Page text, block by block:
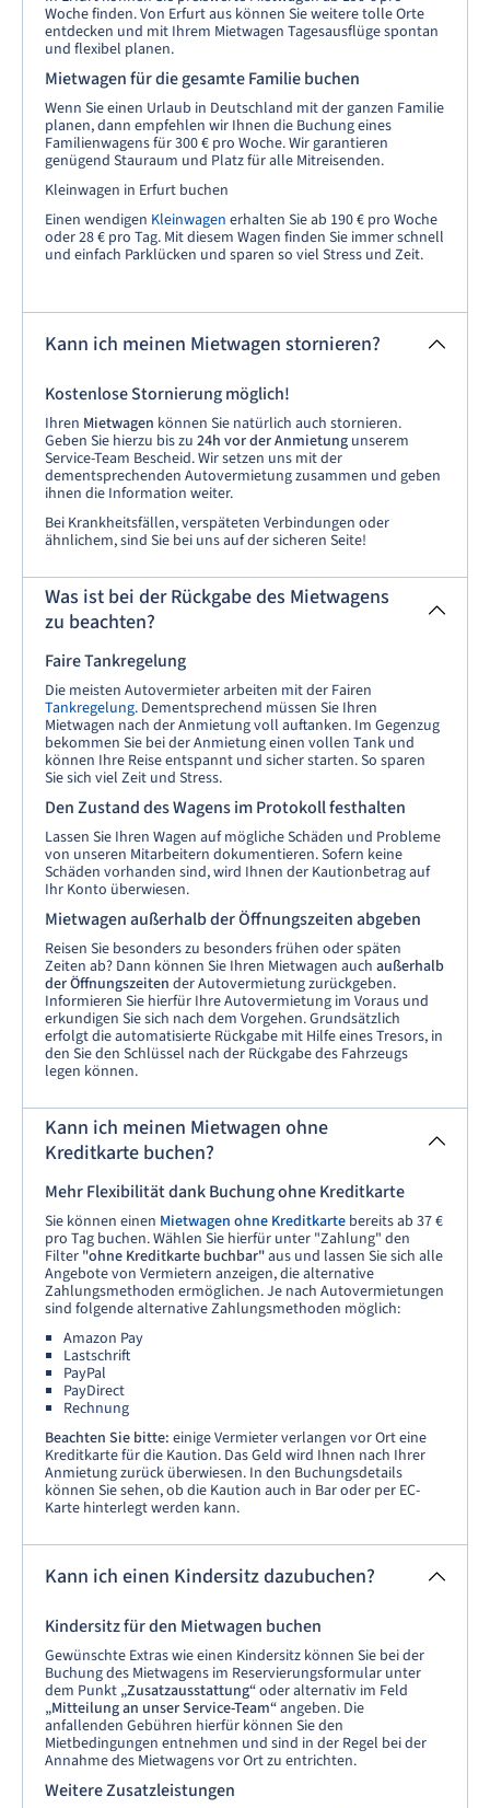
Woche finden. Von Erfurt aus können Sie weitere tolle Orte
entdecken und mit Ihrem Mietwagen Tagesausflüge spontan
und flexibel planen.
Mietwagen für die gesamte Familie buchen
Wenn Sie einen Urlaub in Deutschland mit der ganzen Familie
planen, dann empfehlen wir Ihnen die Buchung eines
Familienwagens für 300 € pro Woche. Wir garantieren
genügend Stauraum und Platz für alle Mitreisenden.
Kleinwagen in Erfurt buchen
Einen wendigen Kleinwagen erhalten Sie ab 190 € pro Woche
oder 28 € pro Tag. Mit diesem Wagen finden Sie immer schnell
und einfach Parklücken und sparen so viel Stress und Zeit.
Kann ich meinen Mietwagen stornieren?
Kostenlose Stornierung möglich!
Ihren Mietwagen können Sie natürlich auch stornieren.
Geben Sie hierzu bis zu 24h vor der Anmietung unserem
Service-Team Bescheid. Wir setzen uns mit der
dementsprechenden Autovermietung zusammen und geben
ihnen die Information weiter.
Bei Krankheitsfällen, verspäteten Verbindungen oder
ähnlichem, sind Sie bei uns auf der sicheren Seite!
Was ist bei der Rückgabe des Mietwagens
zu beachten?
Faire Tankregelung
Die meisten Autovermieter arbeiten mit der Fairen
Tankregelung. Dementsprechend müssen Sie Ihren
Mietwagen nach der Anmietung voll auftanken. Im Gegenzug
bekommen Sie bei der Anmietung einen vollen Tank und
können Ihre Reise entspannt und sicher starten. So sparen
Sie sich viel Zeit und Stress.
Den Zustand des Wagens im Protokoll festhalten
Lassen Sie Ihren Wagen auf mögliche Schäden und Probleme
von unseren Mitarbeitern dokumentieren. Sofern keine
Schäden vorhanden sind, wird Ihnen der Kautionbetrag auf
Ihr Konto überwiesen.
Mietwagen außerhalb der Öffnungszeiten abgeben
Reisen Sie besonders zu besonders frühen oder späten
Zeiten ab? Dann können Sie Ihren Mietwagen auch außerhalb
der Öffnungszeiten der Autovermietung zurückgeben.
Informieren Sie hierfür Ihre Autovermietung im Voraus und
erkundigen Sie sich nach dem Vorgehen. Grundsätzlich
erfolgt die automatisierte Rückgabe mit Hilfe eines Tresors, in
den Sie den Schlüssel nach der Rückgabe des Fahrzeugs
legen können.
Kann ich meinen Mietwagen ohne
Kreditkarte buchen?
Mehr Flexibilität dank Buchung ohne Kreditkarte
Sie können einen Mietwagen ohne Kreditkarte bereits ab 37 €
pro Tag buchen. Wählen Sie hierfür unter "Zahlung" den
Filter "ohne Kreditkarte buchbar"aus und lassen Sie sich alle
Angebote von Vermietern anzeigen, die alternative
Zahlungsmethoden ermöglichen. Je nach Autovermietungen
sind folgende alternative Zahlungsmethoden möglich:
Amazon Pay
Lastschrift
PayPal
PayDirect
Rechnung
Beachten Sie bitte: einige Vermieter verlangen vor Ort eine
Kreditkarte für die Kaution. Das Geld wird Ihnen nach Ihrer
Anmietung zurück überwiesen. In den Buchungsdetails
können Sie sehen, ob die Kaution auch in Bar oder per EC-
Karte hinterlegt werden kann.
Kann ich einen Kindersitz dazubuchen?
Kindersitz für den Mietwagen buchen
Gewünschte Extras wie einen Kindersitz können Sie bei der
Buchung des Mietwagens im Reservierungsformular unter
dem Punkt „Zusatzausstattung“oder alternativ im Feld
„Mitteilung an unser Service-Team“angeben. Die
anfallenden Gebühren hierfür können Sie den
Mietbedingungen entnehmen und sind in der Regel bei der
Annahme des Mietwagens vor Ort zu entrichten.
Weitere Zusatzleistungen